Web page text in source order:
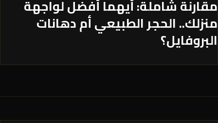
مقارنة شاملة: أيهما أفضل لواجهة
منزلك.. الحجر الطبيعي أم دهانات
البروفايل؟